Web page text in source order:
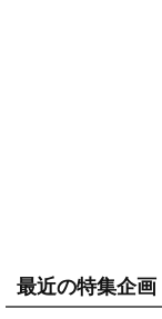
最近の特集企画